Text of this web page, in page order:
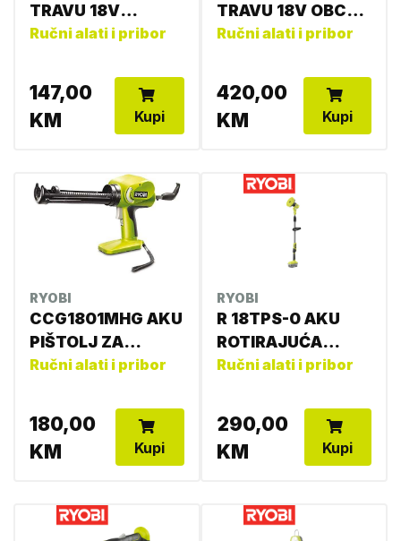
TRAVU 18V
OGS1822
Ručni alati i pribor
147,00
KM
Kupi
TRAVU 18V OBC
1820B 5133002619
Ručni alati i pribor
420,00
KM
Kupi
RYOBI
CCG1801MHG AKU
PIŠTOLJ ZA
BRTVLJENJE
Ručni alati i pribor
180,00
KM
Kupi
RYOBI
R 18TPS-0 AKU
ROTIRAJUĆA
ČETKA TELESKOP
Ručni alati i pribor
290,00
KM
Kupi